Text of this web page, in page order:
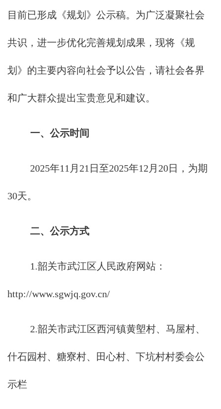
目前已形成《规划》公示稿。为广泛凝聚社会
共识，进一步优化完善规划成果，现将《规
划》的主要内容向社会予以公告，请社会各界
和广大群众提出宝贵意见和建议。
一、公示时间
2025年11月21日至2025年12月20日，为期
30天。
二、公示方式
1.韶关市武江区人民政府网站：
http://www.sgwjq.gov.cn/
2.韶关市武江区西河镇黄塱村、马屋村、
什石园村、糖寮村、田心村、下坑村村委会公
示栏